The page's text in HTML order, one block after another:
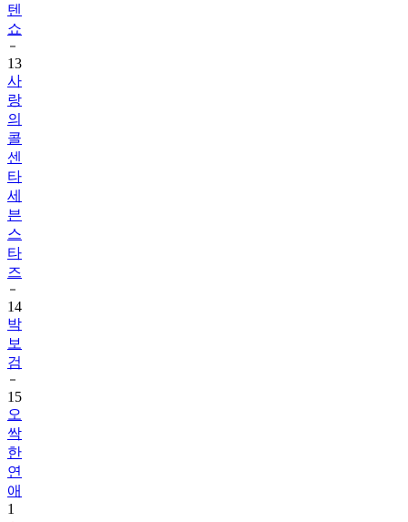
텐
쇼
13
사
랑
의
콜
센
타
세
븐
스
타
즈
14
박
보
검
15
오
싹
한
연
애
1